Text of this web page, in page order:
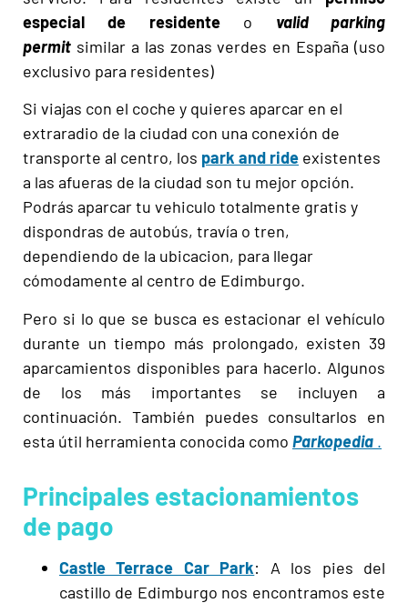
especial de residenteo valid parking
permit similar a las zonas verdes en España (uso
exclusivo para residentes)
Si viajas con el coche y quieres aparcar en el
extraradio de la ciudad con una conexión de
transporte al centro, los park and ride existentes
a las afueras de la ciudad son tu mejor opción.
Podrás aparcar tu vehiculo totalmente gratis y
dispondras de autobús, travía o tren,
dependiendo de la ubicacion, para llegar
cómodamente al centro de Edimburgo.
Pero si lo que se busca es estacionar el vehículo
durante un tiempo más prolongado, existen 39
aparcamientos disponibles para hacerlo. Algunos
de los más importantes se incluyen a
continuación. También puedes consultarlos en
esta útil herramienta conocida como Parkopedia .
Principales estacionamientos
de pago
Castle Terrace Car Park: A los pies del
castillo de Edimburgo nos encontramos este